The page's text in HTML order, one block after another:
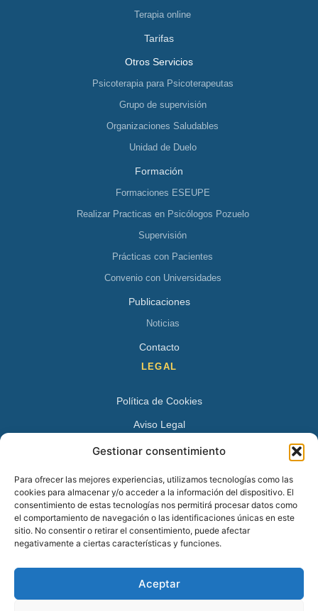
Gestionar consentimiento
Para ofrecer las mejores experiencias, utilizamos tecnologías como las
cookies para almacenar y/o acceder a la información del dispositivo. El
consentimiento de estas tecnologías nos permitirá procesar datos como
el comportamiento de navegación o las identificaciones únicas en este
sitio. No consentir o retirar el consentimiento, puede afectar
negativamente a ciertas características y funciones.
Aceptar
Terapia online
Tarifas
Otros Servicios
Psicoterapia para Psicoterapeutas
Grupo de supervisión
Organizaciones Saludables
Unidad de Duelo
Formación
Formaciones ESEUPE
Realizar Practicas en Psicólogos Pozuelo
Supervisión
Prácticas con Pacientes
Convenio con Universidades
Publicaciones
Noticias
Contacto
LEGAL
Política de Cookies
Aviso Legal
Política de Privacidad
Avenida Juan XXIII 15 B 28224 – Pozuelo de Alarcón,
Madrid
Tel:+34 913527728
+34 669 83 48 45
info@psicologospozuelo.es